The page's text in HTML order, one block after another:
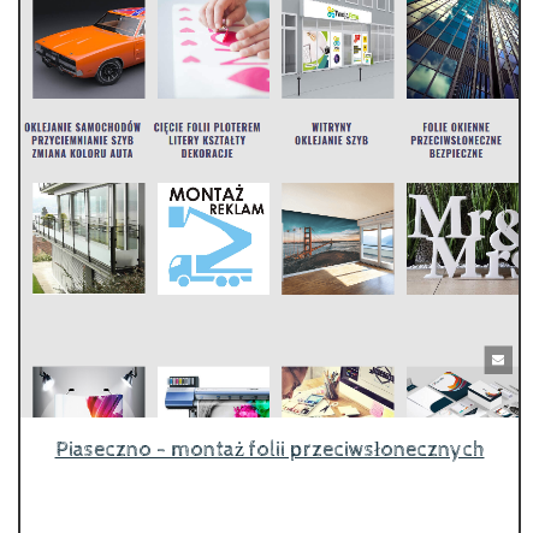
Piaseczno - montaż folii przeciwsłonecznych